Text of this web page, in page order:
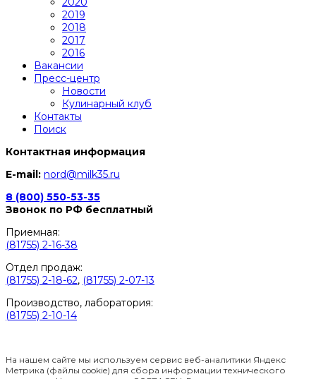
2019
2018
2017
2016
Вакансии
Пресс-центр
Новости
Кулинарный клуб
Контакты
Поиск
Контактная информация
E-mail: nord@milk35.ru
8 (800) 550-53-35
Звонок по РФ бесплатный
Приемная:
(81755) 2-16-38
Отдел продаж:
(81755) 2-18-62, (81755) 2-07-13
Производство, лаборатория:
(81755) 2-10-14
На нашем сайте мы используем сервис веб-аналитики Яндекс
Метрика (файлы cookie) для сбора информации технического